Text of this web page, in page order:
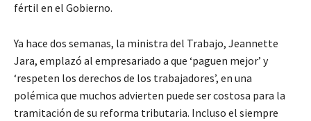
fértil en el Gobierno.
Ya hace dos semanas, la ministra del Trabajo, Jeannette
Jara, emplazó al empresariado a que ‘paguen mejor’ y
‘respeten los derechos de los trabajadores’, en una
polémica que muchos advierten puede ser costosa para la
tramitación de su reforma tributaria. Incluso el siempre